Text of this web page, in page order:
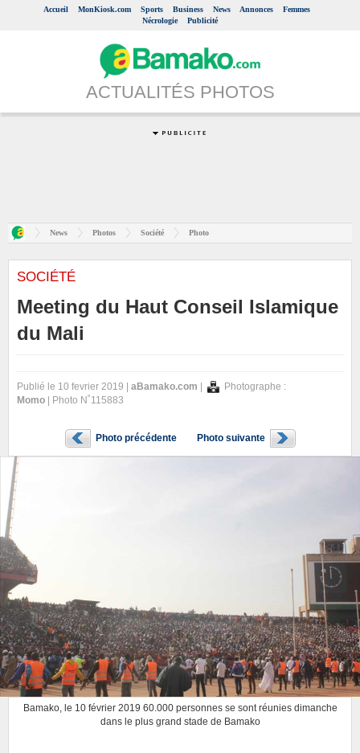
Accueil MonKiosk.com Sports Business News Annonces
Femmes
Nécrologie
Publicité
ACTUALITÉS PHOTOS
News Photos Société Photo
SOCIÉTÉ
Meeting du Haut Conseil Islamique
du Mali
Publié le 10 fevrier 2019 | aBamako.com
Photographe :
Momo | Photo N˚115883
Photo précédente Photo suivante
Bamako, le 10 février 2019 60.000 personnes se sont réunies dimanche
dans le plus grand stade de Bamako